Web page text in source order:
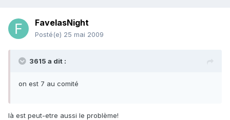
FavelasNight
Posté(e) 25 mai 2009
3615 a dit :
on est 7 au comité
là est peut-etre aussi le problème!